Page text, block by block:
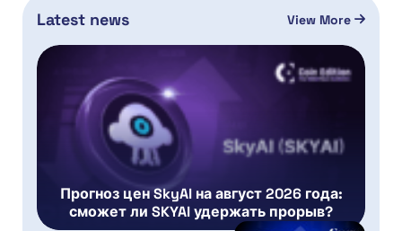
Latest news View More
Прогноз цен SkyAI на август 2026 года:
сможет ли SKYAI удержать прорыв?